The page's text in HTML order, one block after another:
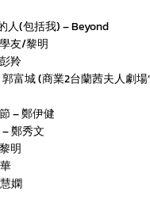
人(包括我) – Beyond
友/黎明
羚
富城 (商業2台蘭茜夫人劇場
– 鄭伊健
鄭秀文
明
嫻